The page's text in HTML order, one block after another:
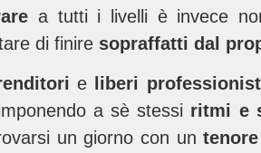
a tutti i livelli è invece
di finire sopraffatti dal
e liberi
a sè stessi ritmi e
un giorno con un